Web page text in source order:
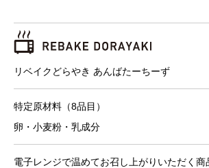
リベイクどらやき あんばたーちーず
特定原材料（8品目）
卵・小麦粉・乳成分
電子レンジで温めてお召し上がりいただく商